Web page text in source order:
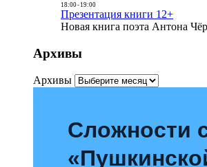
18:00- 19:00
Презентация книги 12+
Новая книга поэта Антона
Архивы
Архивы
Сложности